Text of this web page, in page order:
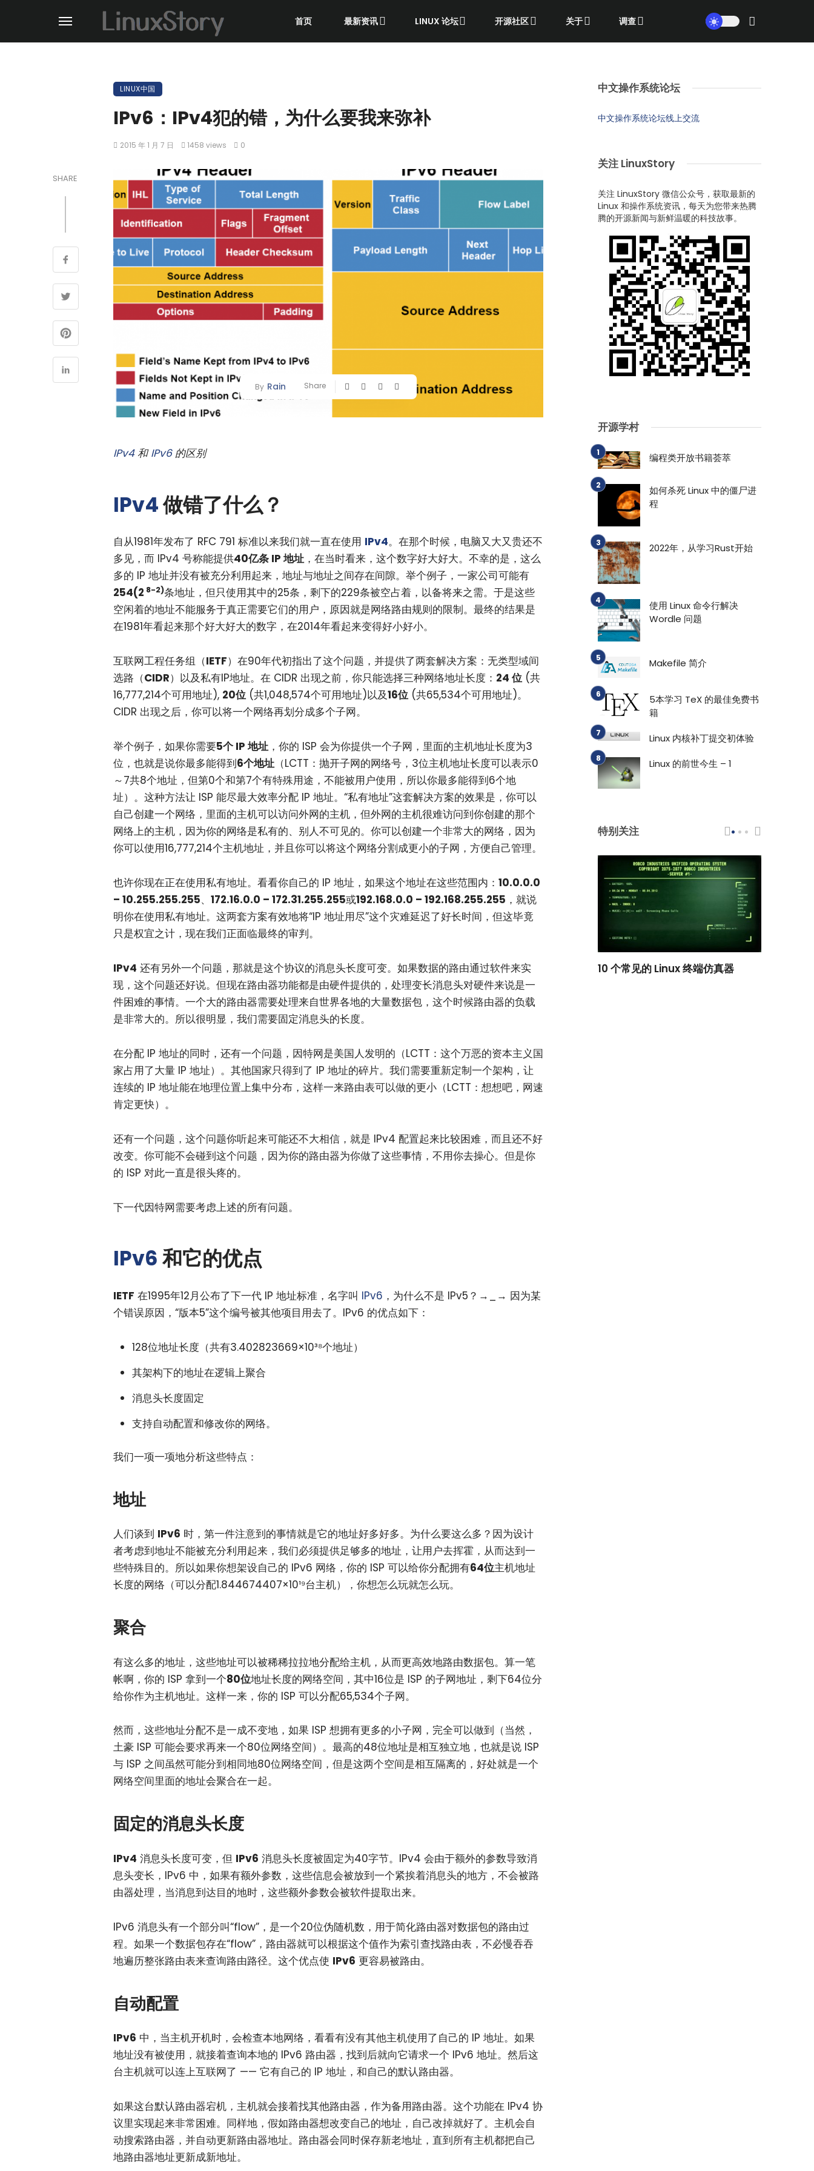
首页 最新资讯 LINUX 论坛 开源社区 关于 调查
LINUX中国
IPv6：IPv4犯的错，为什么要我来弥补
2015 年 1 月 7 日 1458 views 0
SHARE
By Rain Share
IPv4和IPv6的区别
IPv4做错了什么？
自从1981年发布了 RFC 791 标准以来我们就一直在使用 IPv4。在那个时候，电脑又大又贵还不
多见，而 IPv4 号称能提供40亿条 IP 地址，在当时看来，这个数字好大好大。不幸的是，这么
多的 IP 地址并没有被充分利用起来，地址与地址之间存在间隙。举个例子，一家公司可能有
254(2 8-2)条地址，但只使用其中的25条，剩下的229条被空占着，以备将来之需。于是这些
空闲着的地址不能服务于真正需要它们的用户，原因就是网络路由规则的限制。最终的结果是
在1981年看起来那个好大好大的数字，在2014年看起来变得好小好小。
互联网工程任务组（IETF）在90年代初指出了这个问题，并提供了两套解决方案：无类型域间
选路（CIDR）以及私有IP地址。在 CIDR 出现之前，你只能选择三种网络地址长度： 24 位(共
16,777,214个可用地址), 20位(共1,048,574个可用地址)以及16位(共65,534个可用地址)。
CIDR 出现之后，你可以将一个网络再划分成多个子网。
举个例子，如果你需要5个 IP 地址，你的 ISP 会为你提供一个子网，里面的主机地址长度为3
位，也就是说你最多能得到6个地址（LCTT：抛开子网的网络号，3位主机地址长度可以表示0
～7共8个地址，但第0个和第7个有特殊用途，不能被用户使用，所以你最多能得到6个地
址）。这种方法让 ISP 能尽最大效率分配 IP 地址。“私有地址”这套解决方案的效果是，你可以
自己创建一个网络，里面的主机可以访问外网的主机，但外网的主机很难访问到你创建的那个
网络上的主机，因为你的网络是私有的、别人不可见的。你可以创建一个非常大的网络，因为
你可以使用16,777,214个主机地址，并且你可以将这个网络分割成更小的子网，方便自己管理。
也许你现在正在使用私有地址。看看你自己的 IP 地址，如果这个地址在这些范围内： 10.0.0.0
– 10.255.255.255、 172.16.0.0 – 172.31.255.255或192.168.0.0 – 192.168.255.255 ，就说
明你在使用私有地址。这两套方案有效地将“IP 地址用尽”这个灾难延迟了好长时间，但这毕竟
只是权宜之计，现在我们正面临最终的审判。
IPv4 还有另外一个问题，那就是这个协议的消息头长度可变。如果数据的路由通过软件来实
现，这个问题还好说。但现在路由器功能都是由硬件提供的，处理变长消息头对硬件来说是一
件困难的事情。一个大的路由器需要处理来自世界各地的大量数据包，这个时候路由器的负载
是非常大的。所以很明显，我们需要固定消息头的长度。
在分配 IP 地址的同时，还有一个问题，因特网是美国人发明的（LCTT：这个万恶的资本主义国
家占用了大量 IP 地址）。其他国家只得到了 IP 地址的碎片。我们需要重新定制一个架构，让
连续的 IP 地址能在地理位置上集中分布，这样一来路由表可以做的更小（LCTT：想想吧，网速
肯定更快）。
还有一个问题，这个问题你听起来可能还不大相信，就是 IPv4 配置起来比较困难，而且还不好
改变。你可能不会碰到这个问题，因为你的路由器为你做了这些事情，不用你去操心。但是你
的 ISP 对此一直是很头疼的。
下一代因特网需要考虑上述的所有问题。
IPv6和它的优点
IETF 在1995年12月公布了下一代 IP 地址标准，名字叫 IPv6 ，为什么不是 IPv5？→_→ 因为某
个错误原因，“版本5”这个编号被其他项目用去了。IPv6 的优点如下：
128位地址长度（共有3.402823669×10³⁸个地址）
其架构下的地址在逻辑上聚合
消息头长度固定
支持自动配置和修改你的网络。
我们一项一项地分析这些特点：
地址
人们谈到 IPv6 时，第一件注意到的事情就是它的地址好多好多。为什么要这么多？因为设计
者考虑到地址不能被充分利用起来，我们必须提供足够多的地址，让用户去挥霍，从而达到一
些特殊目的。所以如果你想架设自己的 IPv6 网络，你的 ISP 可以给你分配拥有64位主机地址
长度的网络（可以分配1.844674407×10¹⁹台主机），你想怎么玩就怎么玩。
聚合
有这么多的地址，这些地址可以被稀稀拉拉地分配给主机，从而更高效地路由数据包。算一笔
帐啊，你的 ISP 拿到一个80位地址长度的网络空间，其中16位是 ISP 的子网地址，剩下64位分
给你作为主机地址。这样一来，你的 ISP 可以分配65,534个子网。
然而，这些地址分配不是一成不变地，如果 ISP 想拥有更多的小子网，完全可以做到（当然，
土豪 ISP 可能会要求再来一个80位网络空间）。最高的48位地址是相互独立地，也就是说 ISP
与 ISP 之间虽然可能分到相同地80位网络空间，但是这两个空间是相互隔离的，好处就是一个
网络空间里面的地址会聚合在一起。
固定的消息头长度
IPv4 消息头长度可变，但 IPv6 消息头长度被固定为40字节。IPv4 会由于额外的参数导致消
息头变长，IPv6 中，如果有额外参数，这些信息会被放到一个紧挨着消息头的地方，不会被路
由器处理，当消息到达目的地时，这些额外参数会被软件提取出来。
IPv6 消息头有一个部分叫“flow”，是一个20位伪随机数，用于简化路由器对数据包的路由过
程。如果一个数据包存在“flow”，路由器就可以根据这个值作为索引查找路由表，不必慢吞吞
地遍历整张路由表来查询路由路径。这个优点使 IPv6 更容易被路由。
自动配置
IPv6 中，当主机开机时，会检查本地网络，看看有没有其他主机使用了自己的 IP 地址。如果
地址没有被使用，就接着查询本地的 IPv6 路由器，找到后就向它请求一个 IPv6 地址。然后这
台主机就可以连上互联网了 —— 它有自己的 IP 地址，和自己的默认路由器。
如果这台默认路由器宕机，主机就会接着找其他路由器，作为备用路由器。这个功能在 IPv4 协
议里实现起来非常困难。同样地，假如路由器想改变自己的地址，自己改掉就好了。主机会自
动搜索路由器，并自动更新路由器地址。路由器会同时保存新老地址，直到所有主机都把自己
地路由器地址更新成新地址。
中文操作系统论坛
中文操作系统论坛线上交流
关注 LinuxStory
关注 LinuxStory 微信公众号，获取最新的
Linux 和操作系统资讯，每天为您带来热腾
腾的开源新闻与新鲜温暖的科技故事。
开源学村
编程类开放书籍荟萃
如何杀死 Linux 中的僵尸进
程
2022年，从学习Rust开始
使用 Linux 命令行解决
Wordle 问题
Makefile 简介
5本学习 TeX 的最佳免费书
籍
Linux 内核补丁提交初体验
Linux 的前世今生 – 1
特别关注
小白观察：Let&apos;s Encrpt 正
过渡到 ISRG Root
更开放的分布式事务 | Fescar 品牌
升级，更名为 Seata
10 个常见的 Linux 终端仿真器